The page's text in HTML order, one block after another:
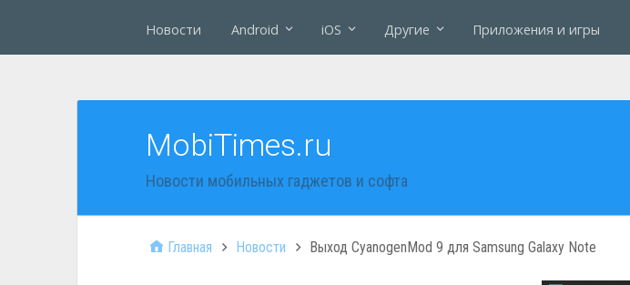
Новости Android iOS Другие Приложения и игры
MobiTimes.ru
Новости мобильных гаджетов и софта
Главная Новости Выход CyanogenMod 9 для Samsung Galaxy Note